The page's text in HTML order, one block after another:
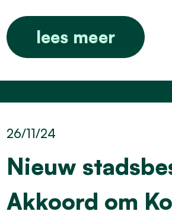
lees meer
Nieuw
26/11/24
Akkoord om